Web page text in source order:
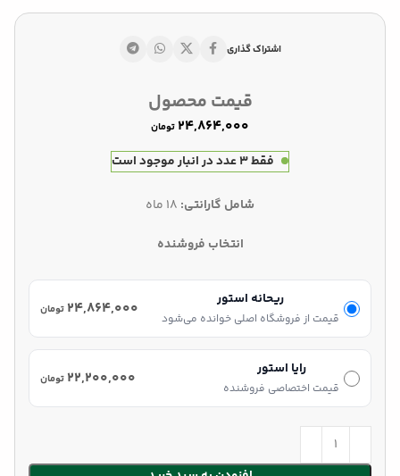
اشتراک گذاری
قیمت محصول
تومان
فقط 3 عدد در انبار موجود است
شامل گارانتی:
انتخاب فروشنده
ریحانه استور
قیمت از فروشگاه اصلی خوانده می‌شود ۲۴,۸۶۴,۰۰۰ تومان
رایا استور
قیمت اختصاصی فروشنده ۲۲,۲۰۰,۰۰۰ تومان